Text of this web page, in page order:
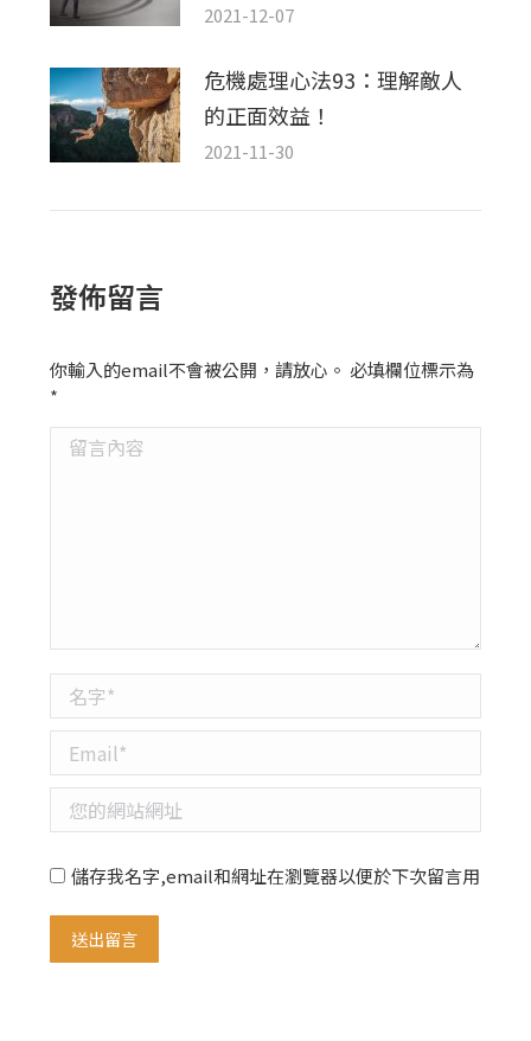
2021-12-07
危機處理心法93：理解敵人
的正面效益！
2021-11-30
發佈留言
你輸入的email不會被公開，請放心。 必填欄位標示為
*
留言內容
名字 *
Email *
您的網站網址
儲存我名字,email和網址在瀏覽器以便於下次留言用
送出留言